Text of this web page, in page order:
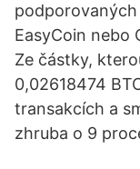
podporovaných
EasyCoin nebo
Ze částky,
0,02618474
transakcích a
zhruba o 9